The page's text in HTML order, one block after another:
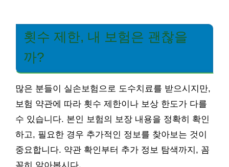
횟수 제한, 내 보험은 괜찮을
까?
많은 분들이 실손보험으로 도수치료를 받으시지만,
보험 약관에 따라 횟수 제한이나 보상 한도가 다를
수 있습니다. 본인 보험의 보장 내용을 정확히 확인
하고, 필요한 경우 추가적인 정보를 찾아보는 것이
중요합니다. 약관 확인부터 추가 정보 탐색까지, 꼼